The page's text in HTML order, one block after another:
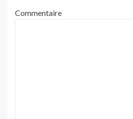
Commentaire